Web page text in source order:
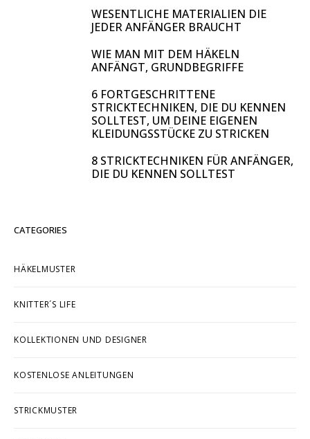
WESENTLICHE MATERIALIEN DIE
JEDER ANFÄNGER BRAUCHT
WIE MAN MIT DEM HÄKELN
ANFÄNGT, GRUNDBEGRIFFE
6 FORTGESCHRITTENE
STRICKTECHNIKEN, DIE DU KENNEN
SOLLTEST, UM DEINE EIGENEN
KLEIDUNGSSTÜCKE ZU STRICKEN
8 STRICKTECHNIKEN FÜR ANFÄNGER,
DIE DU KENNEN SOLLTEST
CATEGORIES
HÄKELMUSTER
KNITTER´S LIFE
KOLLEKTIONEN UND DESIGNER
KOSTENLOSE ANLEITUNGEN
STRICKMUSTER